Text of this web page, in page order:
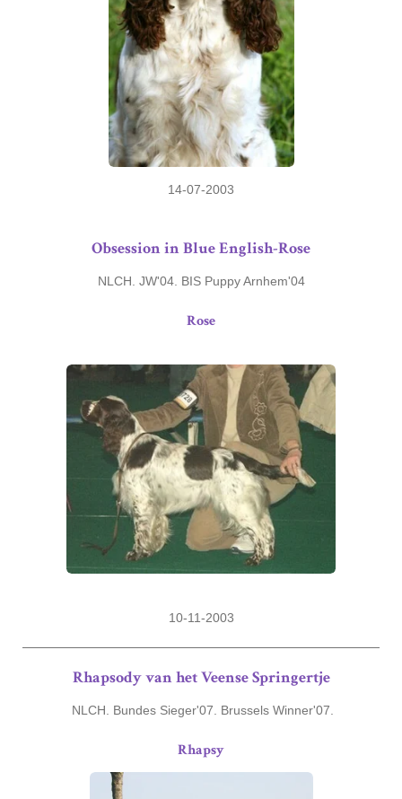
14-07-2003
Obsession in Blue English-Rose
NLCH. JW'04. BIS Puppy Arnhem'04
Rose
10-11-2003
Rhapsody van het Veense Springertje
NLCH. Bundes Sieger'07. Brussels Winner'07.
Rhapsy